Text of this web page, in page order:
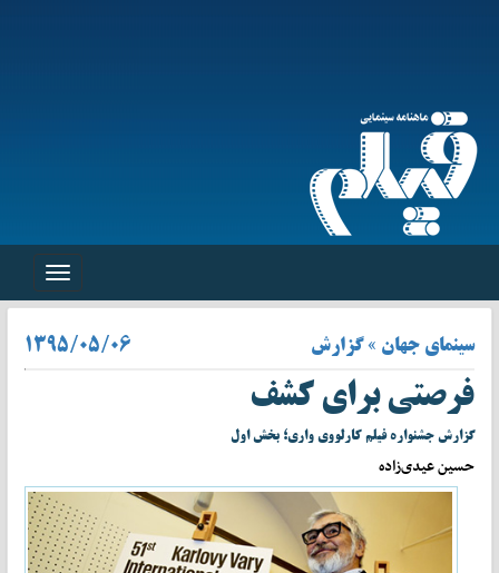
Toggle
سینمای جهان » گزارش ۱۳۹۵/۰۵/۰۶
فرصتی برای کشف
گزارش جشنواره فیلم کارلووی واری؛ بخش اول
حسین عیدی‌زاده